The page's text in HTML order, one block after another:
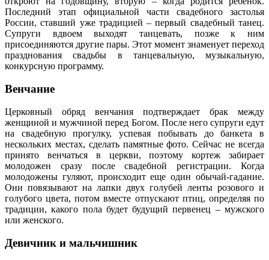
Последний этап официальной части свадебного застолья
России, ставший уже традицией – первый свадебный танец.
Супруги вдвоем выходят танцевать, позже к ним
присоединяются другие пары. Этот момент знаменует переход
празднования свадьбы в танцевальную, музыкальную,
конкурсную программу.
Венчание
Церковный обряд венчания подтверждает брак между
женщиной и мужчиной перед Богом. После него супруги едут
на свадебную прогулку, успевая побывать до банкета в
нескольких местах, сделать памятные фото. Сейчас не всегда
принято венчаться в церкви, поэтому кортеж забирает
молодожен сразу после свадебной регистрации. Когда
молодожены гуляют, происходит еще один обычай-гадание.
Они повязывают на лапки двух голубей ленты розового и
голубого цвета, потом вместе отпускают птиц, определяя по
традиции, какого пола будет будущий первенец – мужского
или женского.
Девичник и мальчишник